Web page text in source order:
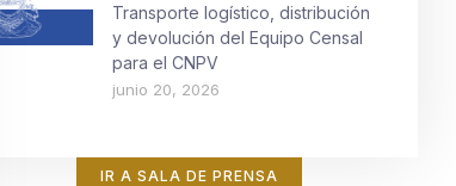
Transporte logístico, distribución
y devolución del Equipo Censal
para el CNPV
junio 20, 2026
IR A SALA DE PRENSA